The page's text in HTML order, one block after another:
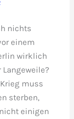
nichts
einem
wirklich
muss
sterben,
einigen